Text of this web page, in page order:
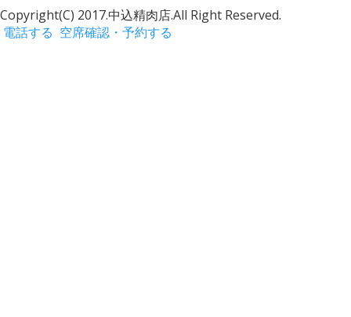
Copyright(C) 2017.中込精肉店.All Right Reserved.
電話する 空席確認・予約する